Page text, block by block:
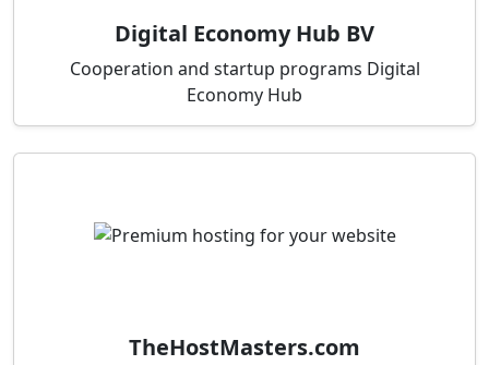
Digital Economy Hub BV
Cooperation and startup programs Digital
Economy Hub
TheHostMasters.com